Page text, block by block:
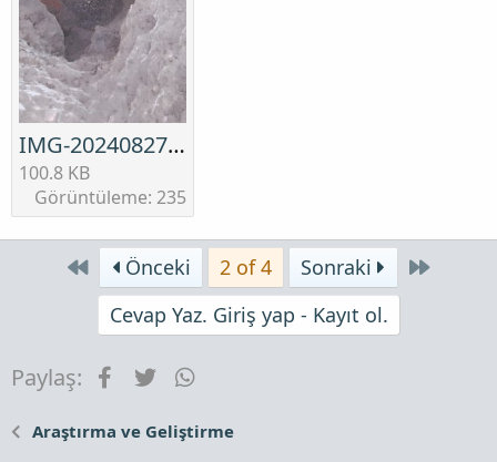
IMG-20240827-WA0018.jpg
100.8 KB
Görüntüleme: 235
FirstÖnceki 2 of 4 Sonraki
Son
Cevap Yaz. Giriş yap - Kayıt ol.
Paylaş: Facebook
Twitter
Araştırma ve Geliştirme